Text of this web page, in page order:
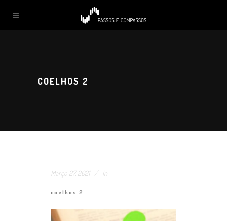
COELHOS 2
Março 27, 2021 In
coelhos 2